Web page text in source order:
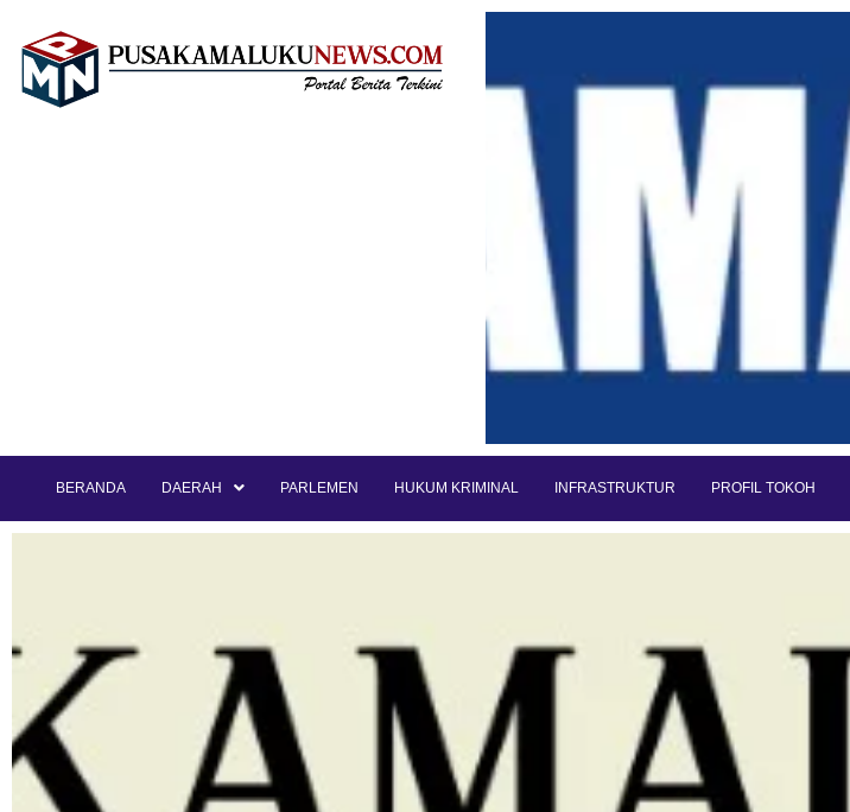
BERANDA DAERAH PARLEMEN HUKUM KRIMINAL INFRASTRUKTUR PROFIL TOKOH